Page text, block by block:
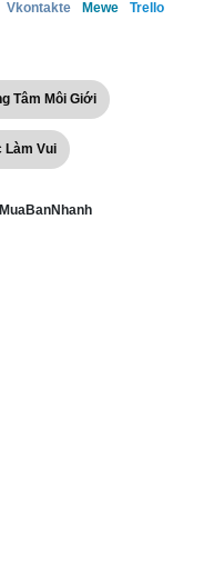
Vkontakte Mewe Trello
Tâm Môi Giới
Làm Vui